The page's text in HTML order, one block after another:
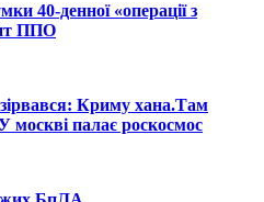
40-денної «операції з
ППО
Криму хана.Там
москві палає роскосмос